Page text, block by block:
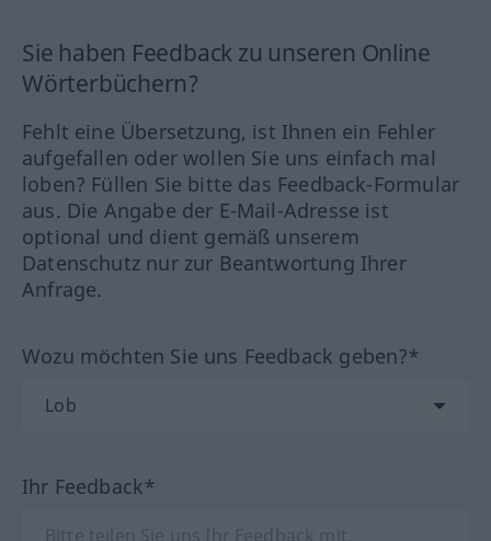
Sie haben Feedback zu unseren Online
Wörterbüchern?
Fehlt eine Übersetzung, ist Ihnen ein Fehler
aufgefallen oder wollen Sie uns einfach mal
loben? Füllen Sie bitte das Feedback-Formular
aus. Die Angabe der E-Mail-Adresse ist
optional und dient gemäß unserem
Datenschutz nur zur Beantwortung Ihrer
Anfrage.
Wozu möchten Sie uns Feedback geben?*
Ihr Feedback*